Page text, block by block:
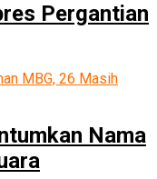
Pergantian
Nama